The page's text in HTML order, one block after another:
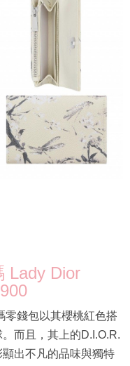
Lady Dior
零錢包以其櫻桃紅色搭
而且，其上的D.I.O.R.
出不凡的品味與獨特